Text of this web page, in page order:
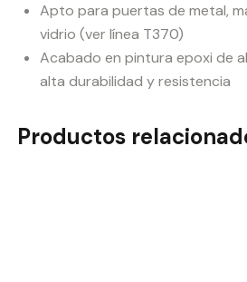
Apto para puertas de metal,
vidrio (ver línea T370)
Acabado en pintura epoxi de
alta durabilidad y resistencia
Productos